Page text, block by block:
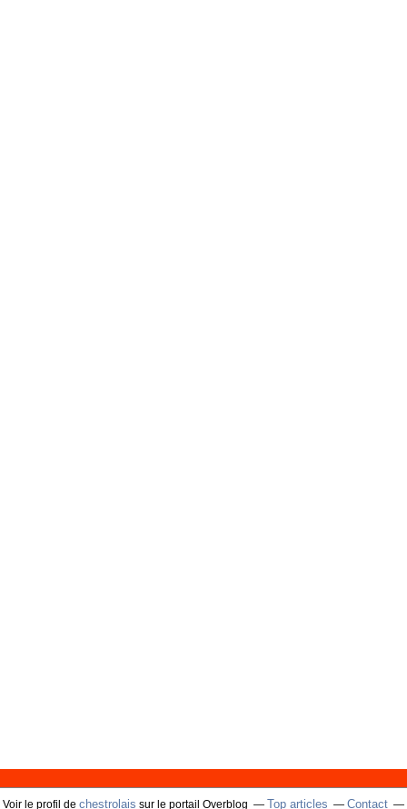
Voir le profil de chestrolais sur le portail Overblog Top articles Contact